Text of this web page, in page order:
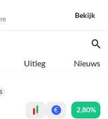
Bekijk
Uitleg Nieuws
€ 2,80%